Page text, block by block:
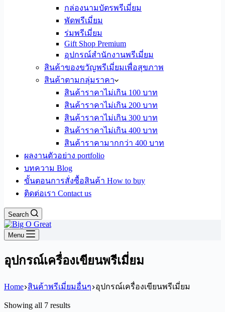
กล่องนามบัตรพรีเมี่ยม
พัดพรีเมี่ยม
ร่มพรีเมี่ยม
Gift Shop Premium
อุปกรณ์สำนักงานพรีเมี่ยม
สินค้าของขวัญพรีเมี่ยมเพื่อสุขภาพ
สินค้าตามกลุ่มราคา
สินค้าราคาไม่เกิน 100 บาท
สินค้าราคาไม่เกิน 200 บาท
สินค้าราคาไม่เกิน 300 บาท
สินค้าราคาไม่เกิน 400 บาท
สินค้าราคามากกว่า 400 บาท
ผลงานตัวอย่าง portfolio
บทความ Blog
ขั้นตอนการสั่งซื้อสินค้า How to buy
ติดต่อเรา Contact us
Search
Menu
อุปกรณ์เครื่องเขียนพรีเมี่ยม
Home สินค้าพรีเมี่ยมอื่นๆ อุปกรณ์เครื่องเขียนพรีเมี่ยม
Showing all 7 resultsSorted